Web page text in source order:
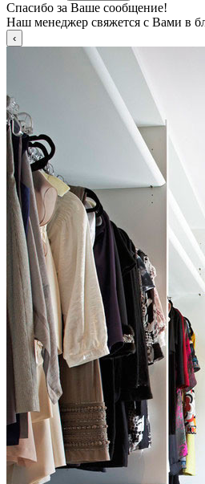
Спасибо за Ваше сообщение!
Наш менеджер свяжется с Вами в